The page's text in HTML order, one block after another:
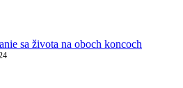
sa života na oboch koncoch